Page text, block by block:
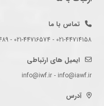
تماس با ما
021-44714158 - 021-44716574 - 021-44714489
ایمیل های ارتباطی
info@iwf.ir - info@iawf.ir
آدرس